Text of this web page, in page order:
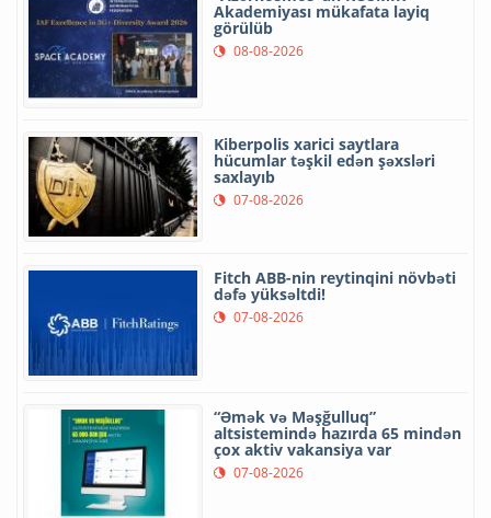
Akademiyası mükafata layiq
görülüb
08-08-2026
Kiberpolis xarici saytlara
hücumlar təşkil edən şəxsləri
saxlayıb
07-08-2026
Fitch ABB-nin reytinqini növbəti
dəfə yüksəltdi!
07-08-2026
“Əmək və Məşğulluq”
altsistemində hazırda 65 mindən
çox aktiv vakansiya var
07-08-2026